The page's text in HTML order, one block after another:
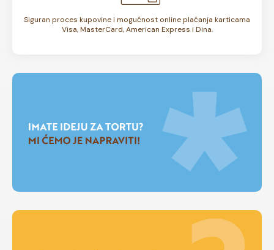
Siguran proces kupovine i mogućnost online plaćanja karticama
Visa, MasterCard, American Express i Dina.